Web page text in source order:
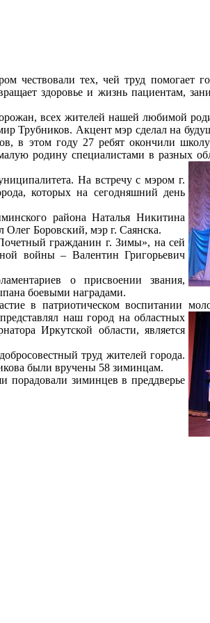
тех, чей труд помогает
здоровье и жизнь пациентам,
всех жителей нашей любимой
Трубников. Акцент мэр сделал на
в этом году 27 ребят окончили
родину специалистами в разных
На встречу с мэром г.
которых на сегодняшний день
района Наталья Никитина
Боровский, мэр г. Саянска.
гражданин г. Зимы», на сей
войны – Валентин Григорьевич
о присвоении звания,
боевыми наградами.
в патриотическом воспитании
наш город на областных
Иркутской области, является
труд жителей города.
были вручены 58 зиминцам.
порадовали зиминцев в преддверье